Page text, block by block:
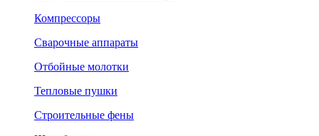
Компрессоры
Сварочные аппараты
Отбойные молотки
Тепловые пушки
Строительные фены